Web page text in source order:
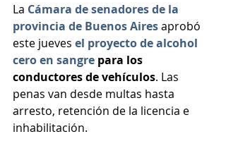
La Cámara de senadores de la
provincia de Buenos Aires aprobó
este jueves el proyecto de alcohol
cero en sangre para los
conductores de vehículos. Las
penas van desde multas hasta
arresto, retención de la licencia e
inhabilitación.